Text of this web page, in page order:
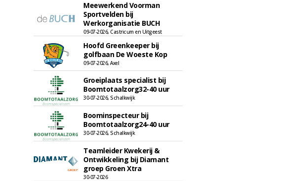
Meewerkend Voorman
Sportvelden bij
Werkorganisatie BUCH
09-07-2026, Castricum en Uitgeest
Hoofd Greenkeeper bij
golfbaan De Woeste Kop
09-07-2026, Axel
Groeiplaats specialist bij
Boomtotaalzorg32-40 uur
30-07-2026, Schalkwijk
Boominspecteur bij
Boomtotaalzorg24-40 uur
30-07-2026, Schalkwijk
Teamleider Kwekerij &
Ontwikkeling bij Diamant
groep Groen Xtra
30-07-2026